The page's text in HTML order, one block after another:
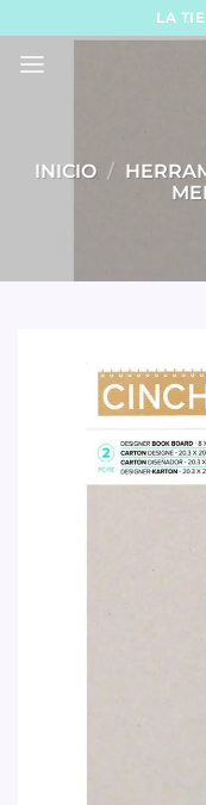
to
content
LA
INICIO /